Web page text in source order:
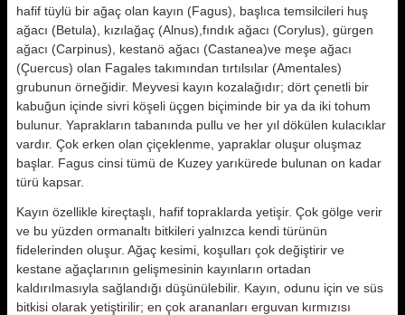
hafif tüy­lü bir ağaç olan kayın (Fagus), başlı­ca temsilcileri huş
ağacı (Betula), kı­zılağaç (Alnus),fındık ağacı (Corylus), gürgen
ağacı (Carpinus), kestanö ağa­cı (Castanea)ve meşe ağacı
(Çuercus) olan Fagales takımından tırtılsılar (Amentales)
grubunun örneğidir. Meyvesi kayın kozalağıdır; dört çenet­li bir
kabuğun içinde sivri köşeli üç­gen biçiminde bir ya da iki tohum
bulunur. Yaprakların tabanında pullu ve her yıl dökülen kulacıklar
vardır. Çok erken olan çiçeklenme, yapraklar olu­şur oluşmaz
başlar. Fagus cinsi tümü de Kuzey yarıkürede bulunan on ka­dar
türü kapsar.
Kayın özellikle kireçtaşlı, hafif toprak­larda yetişir. Çok gölge verir
ve bu yüzden ormanaltı bitkileri yalnızca kendi türünün
fidelerinden oluşur. Ağaç kesimi, koşulları çok değiştirir ve
kestane ağaçlarının gelişmesinin kayınların ortadan
kaldırılmasıyla sağlandığı düşünülebilir. Kayın, odunu için ve süs
bitkisi olarak yetiştirilir; en çok arananları erguvan kırmızısı